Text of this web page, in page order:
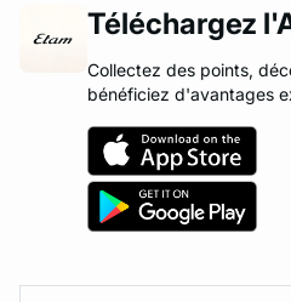
Téléchargez
Collectez des points,
bénéficiez d'avantages